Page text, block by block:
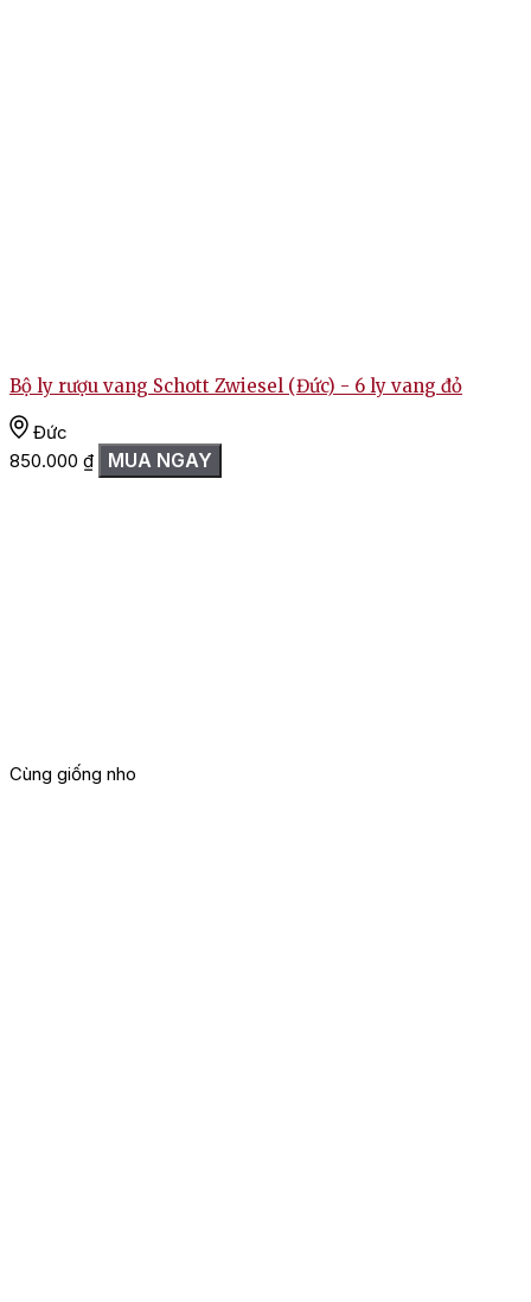
Bộ ly rượu vang Schott Zwiesel (Đức) - 6 ly vang đỏ
Đức
850.000 ₫ MUA NGAY
Cùng giống nho